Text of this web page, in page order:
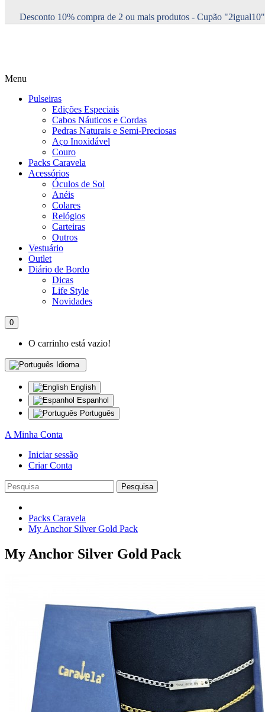
Desconto 10% compra de 2 ou mais produtos - Cupão "2igual10"
Menu
Pulseiras
Edições Especiais
Cabos Náuticos e Cordas
Pedras Naturais e Semi-Preciosas
Aço Inoxidável
Couro
Packs Caravela
Acessórios
Óculos de Sol
Anéis
Colares
Relógios
Carteiras
Outros
Vestuário
Outlet
Diário de Bordo
Dicas
Life Style
Novidades
0
O carrinho está vazio!
Idioma
English
Espanhol
Português
A Minha Conta
Iniciar sessão
Criar Conta
Pesquisa
Packs Caravela
My Anchor Silver Gold Pack
My Anchor Silver Gold Pack